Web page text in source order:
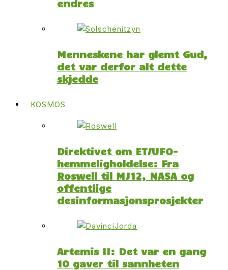
endres
Menneskene har glemt Gud,
det var derfor alt dette
skjedde
KOSMOS
Direktivet om ET/UFO-
hemmeligholdelse: Fra
Roswell til MJ12, NASA og
offentlige
desinformasjonsprosjekter
Artemis II: Det var en gang
10 gaver til sannheten